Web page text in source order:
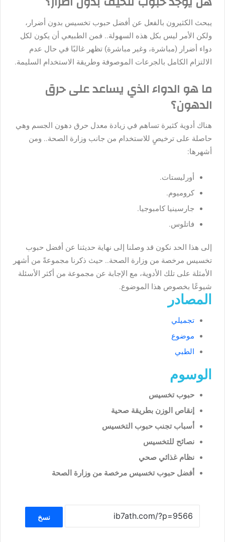
يبحث الكثيرون بالفعل عن أفضل حبوب تخسيس بدون أضرار،
ولكن الأمر ليس بكل هذه السهولة.. فمن الطبيعي أن يكون لكل
دواء أضرار (مباشرة، وغير مباشرة) تظهر غالبًا في حال عدم
الالتزام الكامل بالجرعات الموصوفة وطريقة الاستخدام السليمة.
ما هو الدواء الذي يساعد على حرق
الدهون؟
هناك أدوية كثيرة تساهم في زيادة معدل حرق دهون الجسم وهي
حاصلة على ترخيصٍ للاستخدام من جانب وزارة الصحة.. ومن
أشهرها:
أورليستات.
كروميوم.
جارسينيا كامبوجيا.
فاتلوس.
إلى هذا الحد نكون قد وصلنا إلى نهاية حديثنا عن أفضل حبوب
تخسيس مرخصة من وزارة الصحة.. حيث ذكرنا مجموعةً من أشهر
الأمثلة على تلك الأدوية، مع الإجابة عن مجموعة من أكثر الأسئلة
شيوعًا بخصوص هذا الموضوع.
المصادر
تجميلي
موضوع
الطبي
الوسوم
حبوب تخسيس
إنقاص الوزن بطريقة صحية
أسباب تجنب حبوب التخسيس
نصائح للتخسيس
نظام غذائي صحي
أفضل حبوب تخسيس مرخصة من وزارة الصحة
نسخ